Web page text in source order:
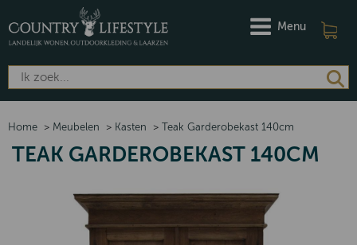
Menu
Home > Meubelen > Kasten > Teak Garderobekast 140cm
TEAK GARDEROBEKAST 140CM